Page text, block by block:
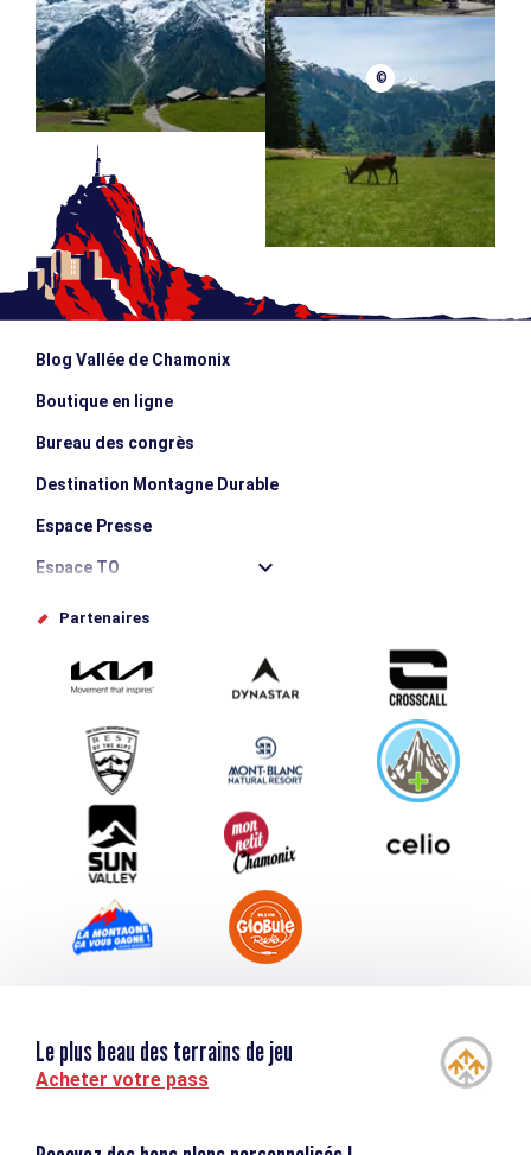
©
Blog Vallée de Chamonix
Boutique en ligne
Bureau des congrès
Destination Montagne Durable
Espace Presse
Espace TO
Offices de tourisme
Proposez votre évènement
Service groupes et séminaires
Téléchargements
Tourisme et handicap
Partenaires
Le plus beau des terrains de jeu
Acheter votre pass